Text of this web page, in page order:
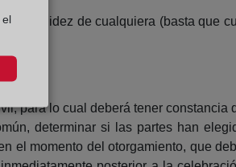
de validez de cualquiera (basta que
para lo cual deberá tener constancia
determinar si las partes han
el momento del otorgamiento, que
el